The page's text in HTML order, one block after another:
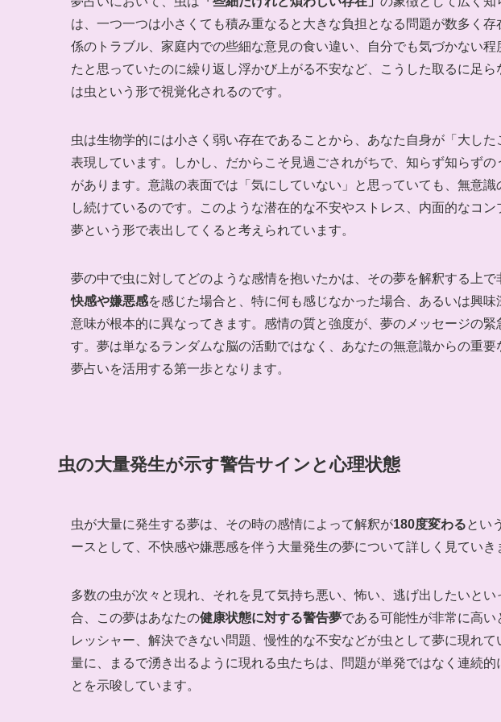
は、一つ一つは小さくても積み重なると大きな負担となる問題が数多く
係のトラブル、家庭内での些細な意見の食い違い、自分でも気づかない
たと思っていたのに繰り返し浮かび上がる不安など、こうした取るに足
は虫という形で視覚化されるのです。
虫は生物学的には小さく弱い存在であることから、あなた自身が「大し
表現しています。しかし、だからこそ見過ごされがちで、知らず知らず
があります。意識の表面では「気にしていない」と思っていても、無意
し続けているのです。このような潜在的な不安やストレス、内面的なコン
夢という形で表出してくると考えられています。
夢の中で虫に対してどのような感情を抱いたかは、その夢を解釈する上で
快感や嫌悪感を感じた場合と、特に何も感じなかった場合、あるいは興
意味が根本的に異なってきます。感情の質と強度が、夢のメッセージの
す。夢は単なるランダムな脳の活動ではなく、あなたの無意識からの重要
夢占いを活用する第一歩となります。
虫の大量発生が示す警告サインと心理状態
虫が大量に発生する夢は、その時の感情によって解釈が180度変わるとい
ースとして、不快感や嫌悪感を伴う大量発生の夢について詳しく見ていき
多数の虫が次々と現れ、それを見て気持ち悪い、怖い、逃げ出したいと
合、この夢はあなたの健康状態に対する警告夢である可能性が非常に高
レッシャー、解決できない問題、慢性的な不安などが虫として夢に現れ
量に、まるで湧き出るように現れる虫たちは、問題が単発ではなく連続
とを示唆しています。